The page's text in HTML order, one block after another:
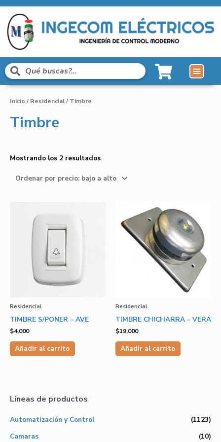
Líneas de productos
Automatización y Control
(1123)
Camaras
(10)
Inicio / Residencial/ Timbre
Timbre
Mostrando los 2 resultados
Residencial
TIMBRE S/PONER – AVE
$4,000
Añadir al carrito
Residencial
TIMBRE CHICHARRA – VERA
$19,000
Añadir al carrito